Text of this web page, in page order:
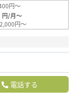
円～
円/月～
円～
電話する